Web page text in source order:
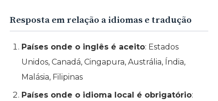
Resposta em relação a idiomas e tradução
Países onde o inglês é aceito: Estados
Unidos, Canadá, Cingapura, Austrália, Índia,
Malásia, Filipinas
Países onde o idioma local é obrigatório: